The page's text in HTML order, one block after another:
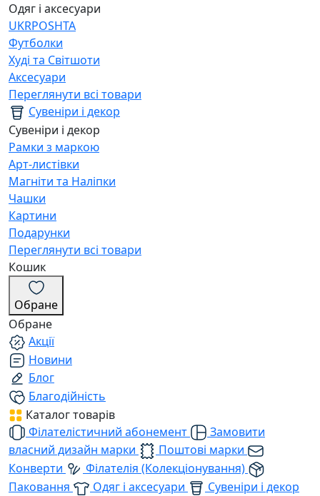
Одяг і аксесуари
UKRPOSHTA
Футболки
Худі та Світшоти
Аксесуари
Переглянути всі товари
Сувеніри і декор
Сувеніри і декор
Рамки з маркою
Арт-листівки
Магніти та Наліпки
Чашки
Картини
Подарунки
Переглянути всі товари
Кошик
Обране
Обране
Акції
Новини
Блог
Благодійність
Каталог товарів
Філателістичний абонемент
Замовити
власний дизайн марки
Поштові марки
Конверти
Філателія (Колекціонування)
Паковання
Одяг і аксесуари
Сувеніри і декор